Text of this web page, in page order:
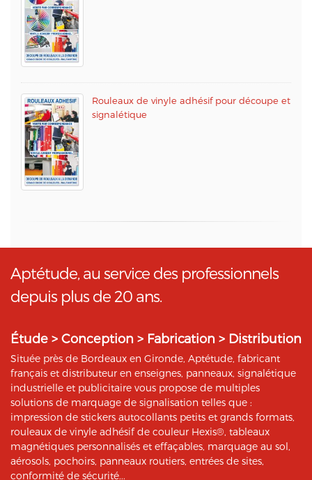
Rouleaux de vinyle adhésif pour découpe et
signalétique
Aptétude, au service des professionnels
depuis plus de 20 ans.
Étude > Conception > Fabrication > Distribution
Située près de Bordeaux en Gironde, Aptétude, fabricant
français et distributeur en enseignes, panneaux, signalétique
industrielle et publicitaire vous propose de multiples
solutions de marquage de signalisation telles que :
impression de stickers autocollants petits et grands formats,
rouleaux de vinyle adhésif de couleur Hexis®, tableaux
magnétiques personnalisés et effaçables, marquage au sol,
aérosols, pochoirs, panneaux routiers, entrées de sites,
conformité de sécurité...